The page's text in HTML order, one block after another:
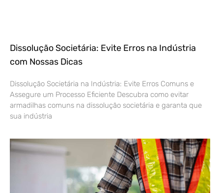
Dissolução Societária: Evite Erros na Indústria
com Nossas Dicas
Dissolução Societária na Indústria: Evite Erros Comuns e
Assegure um Processo Eficiente Descubra como evitar
armadilhas comuns na dissolução societária e garanta que
sua indústria